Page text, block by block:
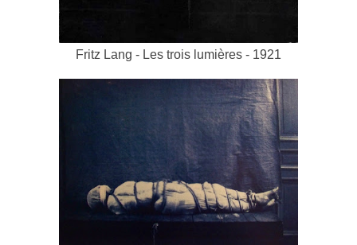
Fritz Lang - Les trois lumières - 1921